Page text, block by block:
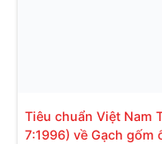
Tiêu chuẩn Việt Nam
7:1996) về Gạch gốm